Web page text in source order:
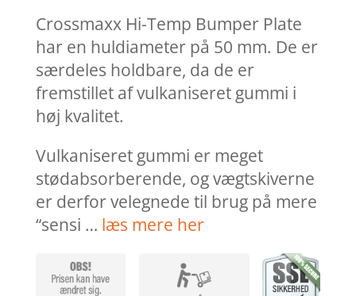
Crossmaxx Hi-Temp Bumper Plate
har en huldiameter på 50 mm. De er
særdeles holdbare, da de er
fremstillet af vulkaniseret gummi i
høj kvalitet.
Vulkaniseret gummi er meget
stødabsorberende, og vægtskiverne
er derfor velegnede til brug på mere
“sensi … læs mere her